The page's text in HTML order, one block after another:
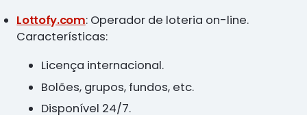
Lottofy.com: Operador de loteria on-line.
Características:
Licença internacional.
Bolões, grupos, fundos, etc.
Disponível 24/7.